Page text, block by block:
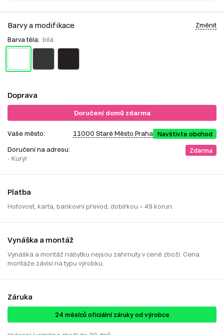
Barvy a modifikace Změnit
Barva těla: bílá
Doprava
Doručení domů zdarma
Vaše město: 11000 Staré Město Praha Navštivte obchod
Doručení na adresu:
- Kurýr
Zdarma
Platba
Hotovost, karta, bankovní převod, dobírkou – 49 korun.
Vynáška a montáž
Vynáška a montáž nábytku nejsou zahrnuty v ceně zboží. Cena
montáže závisí na typu výrobku.
Záruka
24 ​​​​měsíců oficiální záruky od výrobce